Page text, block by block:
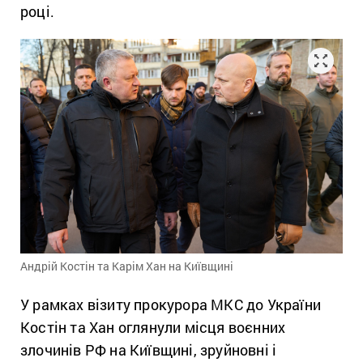
році.
Андрій Костін та Карім Хан на Київщині
У рамках візиту прокурора МКС до України
Костін та Хан оглянули місця воєнних
злочинів РФ на Київщині, зруйновні і